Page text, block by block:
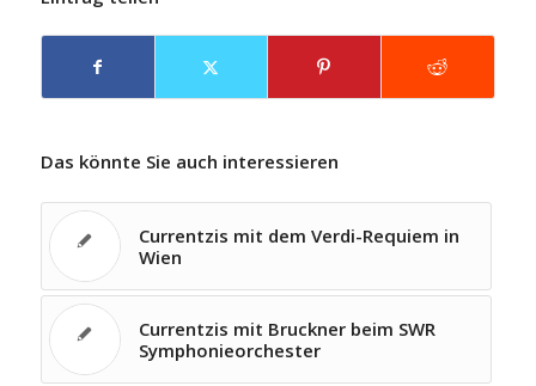
Das könnte Sie auch interessieren
Currentzis mit dem Verdi-Requiem in
Wien
Currentzis mit Bruckner beim SWR
Symphonieorchester